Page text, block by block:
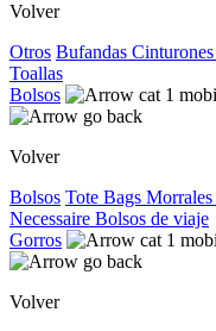
Volver
Otros Bufandas Cinturones
Toallas
Bolsos
Volver
Bolsos Tote Bags Morrales
Necessaire Bolsos de viaje
Gorros
Volver